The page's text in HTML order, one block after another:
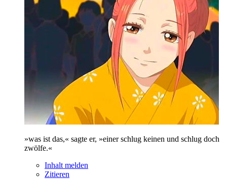
»was ist das,« sagte er, »einer schlug keinen und schlug doch
zwölfe.«
Inhalt melden
Zitieren